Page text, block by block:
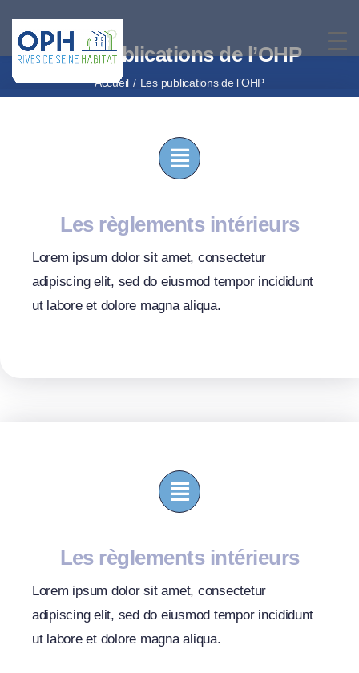
contenu
Les publications de l’OHP
Accueil Les publications de l’OHP
Les règlements intérieurs
Lorem ipsum dolor sit amet, consectetur
adipiscing elit, sed do eiusmod tempor incididunt
ut labore et dolore magna aliqua.
Les règlements intérieurs
Lorem ipsum dolor sit amet, consectetur
adipiscing elit, sed do eiusmod tempor incididunt
ut labore et dolore magna aliqua.